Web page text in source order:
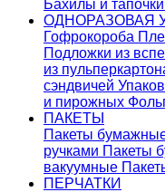
Бахилы и тапочки
ОДНОРАЗОВАЯ
Гофрокороба
Подложки из
из
сэндвичей
и пирожных
ПАКЕТЫ
Пакеты
ручками Пакеты
вакуумные
ПЕРЧАТКИ